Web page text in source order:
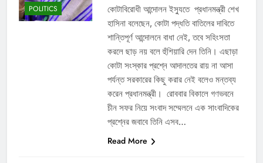
POLITICS
কোটাবিরোধী আন্দোলন ইস্যুতে প্রধানমন্ত্রী শেখ
হাসিনা বলেছেন, কোটা পদ্ধতি বাতিলের দাবিতে
শান্তিপূর্ণ আন্দোলনে বাধা নেই, তবে সহিংসতা
করলে ছাড় নয় বলে হুঁশিয়ারি দেন তিনি। এছাড়া
কোটা সংস্কার প্রশ্নে আদালতের রায় না আসা
পর্যন্ত সরকারের কিছু করার নেই বলেও মন্তব্য
করেন প্রধানমন্ত্রী। রোববার বিকালে গণভবনে
চীন সফর নিয়ে সংবাদ সম্মেলনে এক সাংবাদিকের
প্রশ্নের জবাবে তিনি এসব…
Read More